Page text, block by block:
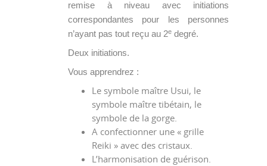
remise à niveau avec initiations
correspondantes pour les personnes
n’ayant pas tout reçu au 2e degré.
Deux initiations.
Vous apprendrez :
Le symbole maître Usui, le
symbole maître tibétain, le
symbole de la gorge.
A confectionner une « grille
Reiki » avec des cristaux.
L’harmonisation de guérison.